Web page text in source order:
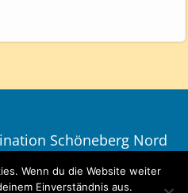
Schöneberg Nord
Datenschutz
Wenn du die Website weiter
Einverständnis aus.